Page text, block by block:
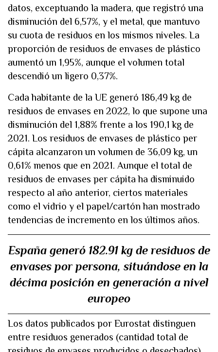
datos, exceptuando la madera, que registró una
disminución del 6,57%, y el metal, que mantuvo
su cuota de residuos en los mismos niveles. La
proporción de residuos de envases de plástico
aumentó un 1,95%, aunque el volumen total
descendió un ligero 0,37%.
Cada habitante de la UE generó 186,49 kg de
residuos de envases en 2022, lo que supone una
disminución del 1,88% frente a los 190,1 kg de
2021. Los residuos de envases de plástico per
cápita alcanzaron un volumen de 36,09 kg, un
0,61% menos que en 2021. Aunque el total de
residuos de envases per cápita ha disminuido
respecto al año anterior, ciertos materiales
como el vidrio y el papel/cartón han mostrado
tendencias de incremento en los últimos años.
España generó 182.91 kg de residuos de
envases por persona, situándose en la
décima posición en generación a nivel
europeo
Los datos publicados por Eurostat distinguen
entre residuos generados (cantidad total de